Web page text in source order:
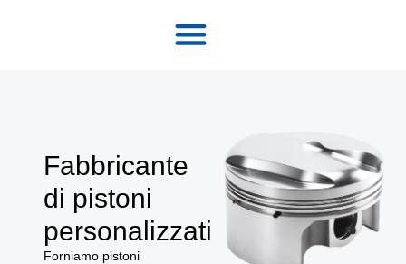
Fabbricante
di pistoni
personalizzati
Forniamo pistoni